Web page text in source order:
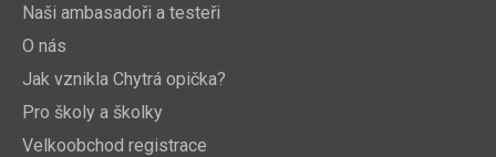
Naši ambasadoři a testeři
O nás
Jak vznikla Chytrá opička?
Pro školy a školky
Velkoobchod registrace